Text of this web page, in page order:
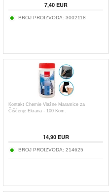
7,40EUR
BROJ PROIZVODA: 3002118
Kontakt Chemie Vlažne Maramice za
Čišćenje Ekrana - 100 Kom.
14,90EUR
BROJ PROIZVODA: 214625